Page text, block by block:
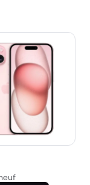
:
contre 869,00 €